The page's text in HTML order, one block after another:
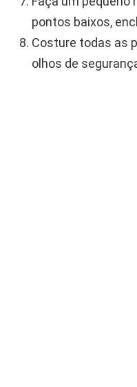
pontos baixos,
Costure todas as
olhos de